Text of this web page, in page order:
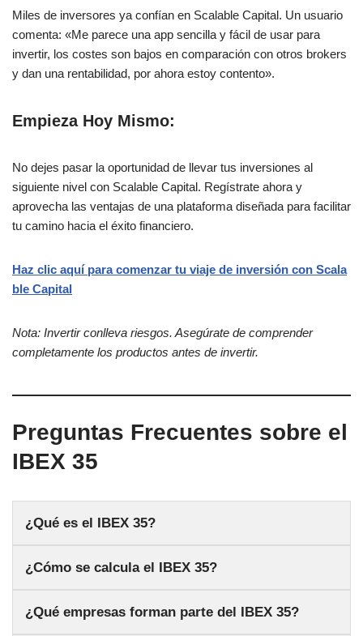
Miles de inversores ya confían en Scalable Capital. Un usuario
comenta: «Me parece una app sencilla y fácil de usar para
invertir, los costes son bajos en comparación con otros brokers
y dan una rentabilidad, por ahora estoy contento».
Empieza Hoy Mismo:
No dejes pasar la oportunidad de llevar tus inversiones al
siguiente nivel con Scalable Capital. Regístrate ahora y
aprovecha las ventajas de una plataforma diseñada para facilitar
tu camino hacia el éxito financiero.
Haz clic aquí para comenzar tu viaje de inversión con Scala
ble Capital
Nota: Invertir conlleva riesgos. Asegúrate de comprender
completamente los productos antes de invertir.
Preguntas Frecuentes sobre el
IBEX 35
¿Qué es el IBEX 35?
¿Cómo se calcula el IBEX 35?
¿Qué empresas forman parte del IBEX 35?